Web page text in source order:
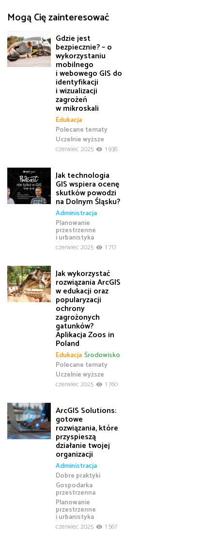
Mogą Cię zainteresować
Gdzie jest
bezpiecznie? – o
wykorzystaniu
mobilnego
i webowego GIS do
identyfikacji
i wizualizacji
zagrożeń
w mikroskali
Edukacja
Polecane tematy
Uczelnie wyższe
czerwiec 2025
1 938
Jak technologia
GIS wspiera ocenę
skutków powodzi
na Dolnym Śląsku?
Administracja
Planowanie
przestrzenne
i urbanistyka
czerwiec 2025
1 717
Jak wykorzystać
rozwiązania ArcGIS
w edukacji oraz
popularyzacji
ochrony
zagrożonych
gatunków?
Aplikacja Zoos in
Poland
Edukacja
Polecane tematy
Środowisko
Uczelnie wyższe
czerwiec 2025
1 760
ArcGIS Solutions:
gotowe
rozwiązania, które
przyspieszą
działanie twojej
organizacji
Administracja
Dobre praktyki
Gospodarka
przestrzenna
Planowanie
przestrzenne
i urbanistyka
czerwiec 2025
1 567